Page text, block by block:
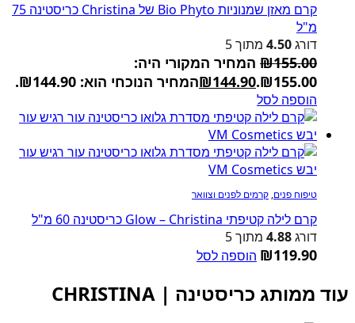
קרם מאזן שמנוניות Bio Phyto של Christina כריסטינה 75
מ"ל
דורג4.50 מתוך 5
₪155.00
המחיר המקורי היה:
₪155.00.
₪144.90 המחיר הנוכחי הוא: ₪144.90.
הוספה לסל
טיפוח פנים, קרמים לפנים וצוואר
קרם לילה קטיפתי Glow – Christina כריסטינה 60 מ"ל
דורג4.88 מתוך 5
₪119.90 הוספה לסל
עוד ממותג כריסטינה | CHRISTINA